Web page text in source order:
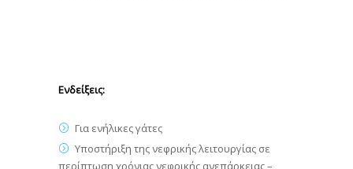
Ενδείξεις:
Για ενήλικες γάτες
Υποστήριξη της νεφρικής λειτουργίας σε
περίπτωση χρόνιας νεφρικής ανεπάρκειας –